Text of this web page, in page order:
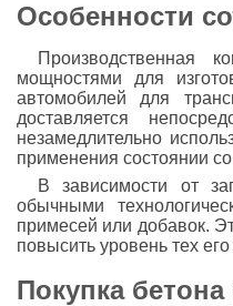
Особенности
Производственная
мощностями для
автомобилей для
доставляется
незамедлительно
применения состоянии
В зависимости от
обычными
примесей или добавок.
повысить уровень тех
Покупка